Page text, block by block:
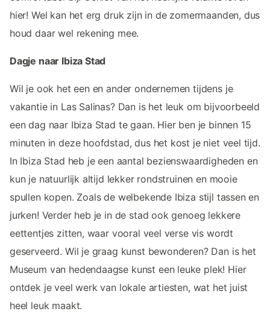
hier! Wel kan het erg druk zijn in de zomermaanden, dus
houd daar wel rekening mee.
Dagje naar Ibiza Stad
Wil je ook het een en ander ondernemen tijdens je
vakantie in Las Salinas? Dan is het leuk om bijvoorbeeld
een dag naar Ibiza Stad te gaan. Hier ben je binnen 15
minuten in deze hoofdstad, dus het kost je niet veel tijd.
In Ibiza Stad heb je een aantal bezienswaardigheden en
kun je natuurlijk altijd lekker rondstruinen en mooie
spullen kopen. Zoals de welbekende Ibiza stijl tassen en
jurken! Verder heb je in de stad ook genoeg lekkere
eettentjes zitten, waar vooral veel verse vis wordt
geserveerd. Wil je graag kunst bewonderen? Dan is het
Museum van hedendaagse kunst een leuke plek! Hier
ontdek je veel werk van lokale artiesten, wat het juist
heel leuk maakt.